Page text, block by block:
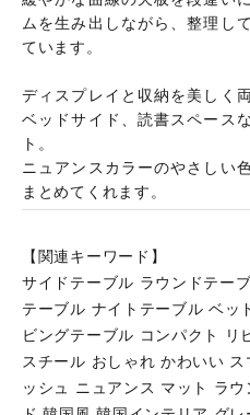
ムを生み出しながら、整理し
ています。
ディスプレイと収納を美しく
ベッドサイド、読書スペース
ト。
ニュアンスカラーのやさしい
まとめてくれます。
【関連キーワード】
サイドテーブル ラウンドテー
テーブル ナイトテーブル ベッ
ビングテーブル コンパクト リ
スチール おしゃれ かわいい
ッシュ ニュアンス マット ラ